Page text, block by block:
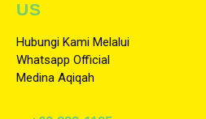
US
Hubungi Kami Melalui
Whatsapp Official
Medina Aqiqah